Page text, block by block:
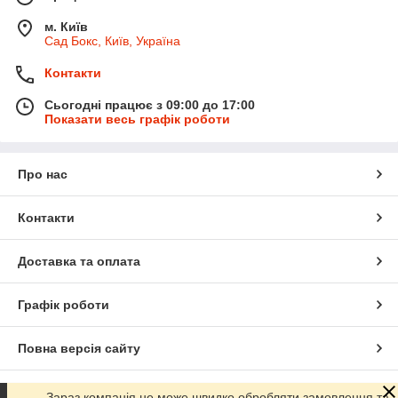
м. Київ
Сад Бокс, Київ, Україна
Контакти
Сьогодні працює з 09:00 до 17:00
Показати весь графік роботи
Про нас
Контакти
Доставка та оплата
Графік роботи
Повна версія сайту
Сайт створено на маркетплейсі Prom.ua